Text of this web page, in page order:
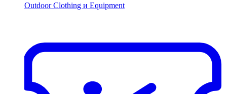
Outdoor Clothing и Equipment